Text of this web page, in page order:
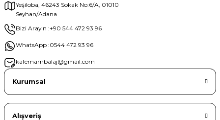
Yeşiloba, 46243 Sokak No:6/A, 01010
Seyhan/Adana
Bizi Arayın :+90 544 472 93 96
WhatsApp :0544 472 93 96
kafemambalaj@gmail.com
Kurumsal
Alışveriş